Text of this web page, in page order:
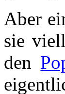
Aber
sie
den